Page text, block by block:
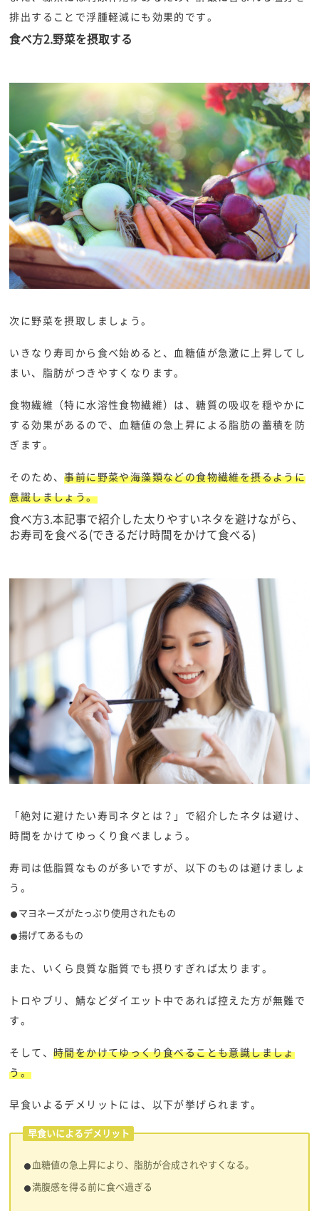
排出することで浮腫軽減にも効果的です。
食べ方2.野菜を摂取する
次に野菜を摂取しましょう。
いきなり寿司から食べ始めると、血糖値が急激に上昇してし
まい、脂肪がつきやすくなります。
食物繊維（特に水溶性食物繊維）は、糖質の吸収を穏やかに
する効果があるので、血糖値の急上昇による脂肪の蓄積を防
ぎます。
そのため、事前に野菜や海藻類などの食物繊維を摂るように
意識しましょう。
食べ方3.本記事で紹介した太りやすいネタを避けながら、
お寿司を食べる(できるだけ時間をかけて食べる)
「絶対に避けたい寿司ネタとは？」で紹介したネタは避け、
時間をかけてゆっくり食べましょう。
寿司は低脂質なものが多いですが、以下のものは避けましょ
う。
マヨネーズがたっぷり使用されたもの
揚げてあるもの
また、いくら良質な脂質でも摂りすぎれば太ります。
トロやブリ、鯖などダイエット中であれば控えた方が無難で
す。
そして、時間をかけてゆっくり食べることも意識しましょ
う。
早食いよるデメリットには、以下が挙げられます。
早食いによるデメリット
血糖値の急上昇により、脂肪が合成されやすくなる。
満腹感を得る前に食べ過ぎる